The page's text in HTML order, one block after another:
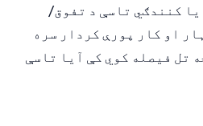
کنندګي تاسې د تفوق/
او کار پورې کردار سره
تل فیصله کوي کې آیا تاسې